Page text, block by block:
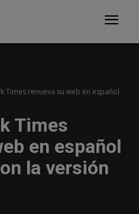
Times renueva su web en español
Times
en español
la versión